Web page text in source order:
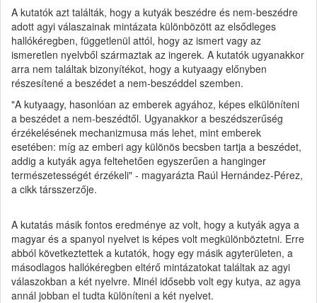
A kutatók azt találták, hogy a kutyák beszédre és nem-beszédre
adott agyi válaszainak mintázata különbözött az elsődleges
hallókéregben, függetlenül attól, hogy az ismert vagy az
ismeretlen nyelvből származtak az ingerek. A kutatók ugyanakkor
arra nem találtak bizonyítékot, hogy a kutyaagy előnyben
részesítené a beszédet a nem-beszéddel szemben.
"A kutyaagy, hasonlóan az emberek agyához, képes elkülöníteni
a beszédet a nem-beszédtől. Ugyanakkor a beszédszerűség
érzékelésének mechanizmusa más lehet, mint emberek
esetében: míg az emberi agy különös becsben tartja a beszédet,
addig a kutyák agya feltehetően egyszerűen a hanginger
természetességét érzékeli" - magyarázta Raúl Hernández-Pérez,
a cikk társszerzője.
A kutatás másik fontos eredménye az volt, hogy a kutyák agya a
magyar és a spanyol nyelvet is képes volt megkülönböztetni. Erre
abból következtettek a kutatók, hogy egy másik agyterületen, a
másodlagos hallókéregben eltérő mintázatokat találtak az agyi
válaszokban a két nyelvre. Minél idősebb volt egy kutya, az agya
annál jobban el tudta különíteni a két nyelvet.